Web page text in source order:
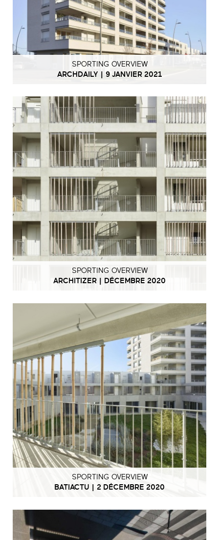
SPORTING OVERVIEW
ARCHDAILY | 9 JANVIER 2021
SPORTING OVERVIEW
ARCHITIZER | DÉCEMBRE 2020
SPORTING OVERVIEW
BATIACTU | 2 DÉCEMBRE 2020